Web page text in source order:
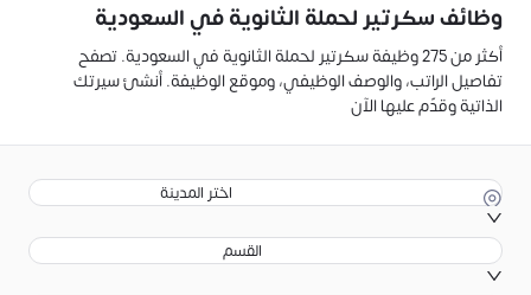
وظائف سكرتير لحملة الثانوية في السعودية
أكثر من 275 وظيفة سكرتير لحملة الثانوية في السعودية. تصفح
تفاصيل الراتب، والوصف الوظيفي، وموقع الوظيفة. أنشئ سيرتك
الذاتية وقدّم عليها الآن
اختر المدينة
القسم